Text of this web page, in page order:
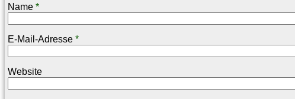
Name *
E-Mail-Adresse *
Website